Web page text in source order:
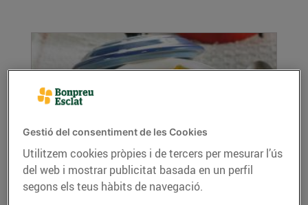
Potatge d'espinacs i cigrons
27/de gener/2021
Gestió del consentiment de les Cookies
Utilitzem cookies pròpies i de tercers per mesurar l’ús
del web i mostrar publicitat basada en un perfil
segons els teus hàbits de navegació.